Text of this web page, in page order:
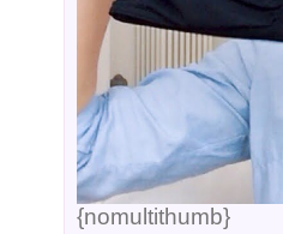
{nomultithumb}